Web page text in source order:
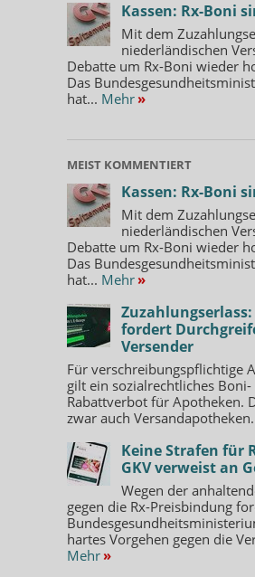
Kassen: Rx-Boni
Mit dem
niederländischen
Debatte um Rx-Boni wieder
Das
hat... Mehr »
MEIST KOMMENTIERT
Kassen: Rx-Boni
Mit dem
niederländischen
Debatte um Rx-Boni wieder
Das
hat... Mehr »
Zuzahlungserlass:
fordert
Versender
Für verschreibungspflichtige
gilt ein sozialrechtliches Boni-
Rabattverbot für Apotheken.
zwar auch
Keine Strafen für
GKV verweist an
Wegen der
gegen die Rx-Preisbindung
hartes Vorgehen gegen die
Mehr »